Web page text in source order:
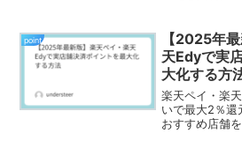
point
【2025年
天Edyで実
大化する方
楽天ペイ・楽
いで最大2％還
おすすめ店舗